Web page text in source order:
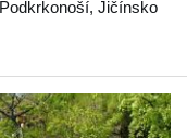
Podkrkonoší, Jičínsko